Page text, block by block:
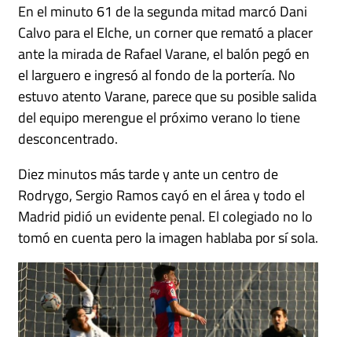
En el minuto 61 de la segunda mitad marcó Dani
Calvo para el Elche, un corner que remató a placer
ante la mirada de Rafael Varane, el balón pegó en
el larguero e ingresó al fondo de la portería. No
estuvo atento Varane, parece que su posible salida
del equipo merengue el próximo verano lo tiene
desconcentrado.
Diez minutos más tarde y ante un centro de
Rodrygo, Sergio Ramos cayó en el área y todo el
Madrid pidió un evidente penal. El colegiado no lo
tomó en cuenta pero la imagen hablaba por sí sola.